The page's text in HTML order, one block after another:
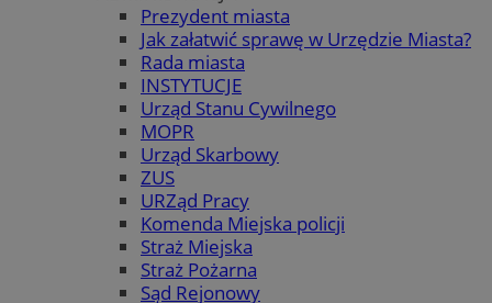
Prezydent miasta
Jak załatwić sprawę w Urzędzie Miasta?
Rada miasta
INSTYTUCJE
Urząd Stanu Cywilnego
MOPR
Urząd Skarbowy
ZUS
URZąd Pracy
Komenda Miejska policji
Straż Miejska
Straż Pożarna
Sąd Rejonowy